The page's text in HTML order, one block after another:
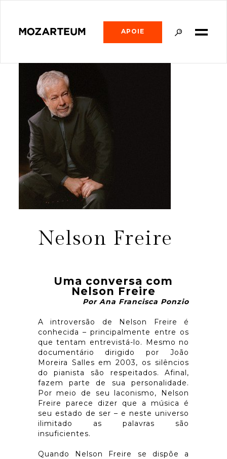
APOIE
Nelson Freire
Uma conversa com
Nelson Freire
Por Ana Francisca Ponzio
A introversão de Nelson Freire é
conhecida – principalmente entre os
que tentam entrevistá-lo. Mesmo no
documentário dirigido por João
Moreira Salles em 2003, os silêncios
do pianista são respeitados. Afinal,
fazem parte de sua personalidade.
Por meio de seu laconismo, Nelson
Freire parece dizer que a música é
seu estado de ser – e neste universo
ilimitado as palavras são
insuficientes.
Quando Nelson Freire se dispõe a